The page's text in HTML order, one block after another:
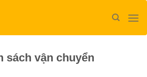
sách vận chuyển